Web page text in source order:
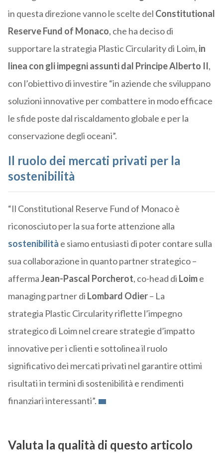
in questa direzione vanno le scelte del Constitutional
Reserve Fund of Monaco, che ha deciso di
supportare la strategia Plastic Circularity di Loim, in
linea con gli impegni assunti dal Principe Alberto II,
con l’obiettivo di investire “in aziende che sviluppano
soluzioni innovative per combattere in modo efficace
le sfide poste dal riscaldamento globale e per la
conservazione degli oceani”.
Il ruolo dei mercati privati per la
sostenibilità
“Il Constitutional Reserve Fund of Monaco è
riconosciuto per la sua forte attenzione alla
sostenibilità e siamo entusiasti di poter contare sulla
sua collaborazione in quanto partner strategico –
affermaJean-Pascal Porcherot, co-head di Loime
managing partner di Lombard Odier– La
strategia Plastic Circularity riflette l’impegno
strategico di Loim nel creare strategie d’impatto
innovative per i clienti e sottolinea il ruolo
significativo dei mercati privati nel garantire ottimi
risultati in termini di sostenibilità e rendimenti
finanziari interessanti”.
Valuta la qualità di questo articolo